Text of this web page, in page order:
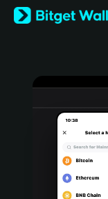
English
日本語
Türkçe
Português (Portugal)